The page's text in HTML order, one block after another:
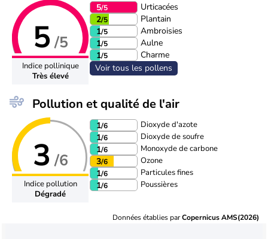
5 /5
Indice pollinique
Très élevé
5/5
Urticacées
2/5
Plantain
1/5
Ambroisies
1/5
Aulne
1/5
Charme
Voir tous les pollens
Pollution et qualité de l'air
3 /6
Indice pollution
Dégradé
1/6 Dioxyde d'azote
1/6 Dioxyde de soufre
1/6 Monoxyde de carbone
3/6 Ozone
1/6 Particules fines
1/6 Poussières
Données établies parCopernicus AMS(2026)